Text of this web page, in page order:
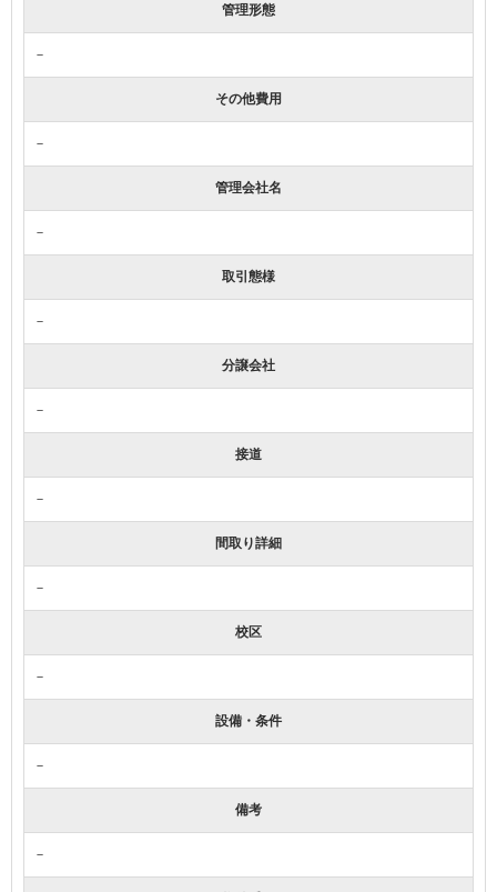
管理形態
－
その他費用
－
管理会社名
－
取引態様
－
分譲会社
－
接道
－
間取り詳細
－
校区
－
設備・条件
－
備考
－